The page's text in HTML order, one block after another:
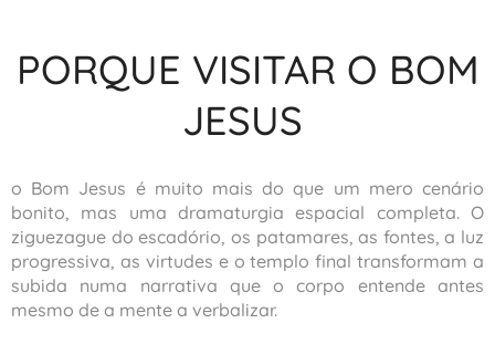
PORQUE VISITAR O BOM
JESUS
o Bom Jesus é muito mais do que um mero cenário
bonito, mas uma dramaturgia espacial completa. O
ziguezague do escadório, os patamares, as fontes, a luz
progressiva, as virtudes e o templo final transformam a
subida numa narrativa que o corpo entende antes
mesmo de a mente a verbalizar.